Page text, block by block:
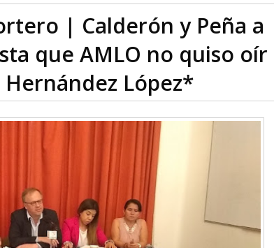
| Calderón y Peña a
que AMLO no quiso oír
López*